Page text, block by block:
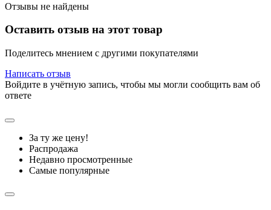
Отзывы не найдены
Оставить отзыв на этот товар
Поделитесь мнением с другими покупателями
Написать отзыв
Войдите в учётную запись, чтобы мы могли сообщить вам об
ответе
За ту же цену!
Распродажа
Недавно просмотренные
Самые популярные